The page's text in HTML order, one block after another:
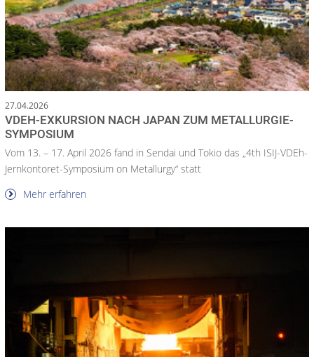
27.04.2026
VDEH-EXKURSION NACH JAPAN ZUM METALLURGIE-
SYMPOSIUM
Vom 13. – 17. April 2026 fand in Sendai und Tokio das „4th ISIJ-VDEh-
Jernkontoret-Symposium on Metallurgy“ statt
Mehr erfahren